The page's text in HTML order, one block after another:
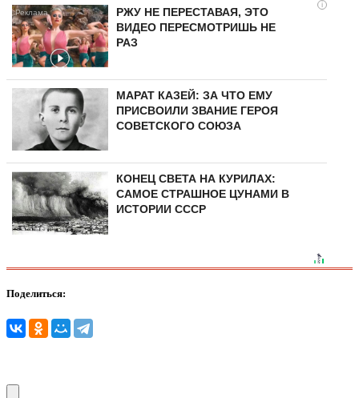
i
РЖУ НЕ ПЕРЕСТАВАЯ, ЭТО
ВИДЕО ПЕРЕСМОТРИШЬ НЕ
РАЗ
МАРАТ КАЗЕЙ: ЗА ЧТО ЕМУ
ПРИСВОИЛИ ЗВАНИЕ ГЕРОЯ
СОВЕТСКОГО СОЮЗА
КОНЕЦ СВЕТА НА КУРИЛАХ:
САМОЕ СТРАШНОЕ ЦУНАМИ В
ИСТОРИИ СССР
Поделиться: